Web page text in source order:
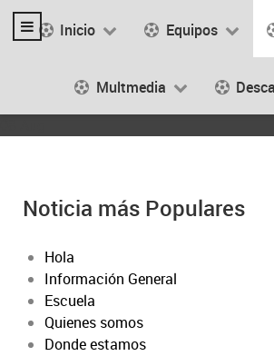
Inicio Equipos
Multmedia
Noticia más Populares
Hola
Información General
Escuela
Quienes somos
Donde estamos